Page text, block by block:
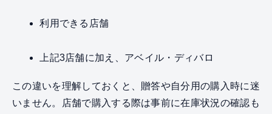
利用できる店舗
上記3店舗に加え、アベイル・ディバロ
この違いを理解しておくと、贈答や自分用の購入時に迷
いません。店舗で購入する際は事前に在庫状況の確認も